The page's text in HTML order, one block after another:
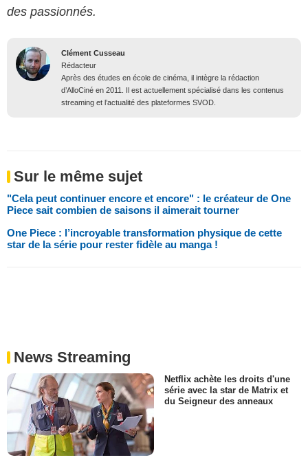
des passionnés.
Clément Cusseau
Rédacteur
Après des études en école de cinéma, il intègre la rédaction
d’AlloCiné en 2011. Il est actuellement spécialisé dans les contenus
streaming et l’actualité des plateformes SVOD.
Sur le même sujet
"Cela peut continuer encore et encore" : le créateur de One
Piece sait combien de saisons il aimerait tourner
One Piece : l’incroyable transformation physique de cette
star de la série pour rester fidèle au manga !
News Streaming
Netflix achète les droits d'une
série avec la star de Matrix et
du Seigneur des anneaux